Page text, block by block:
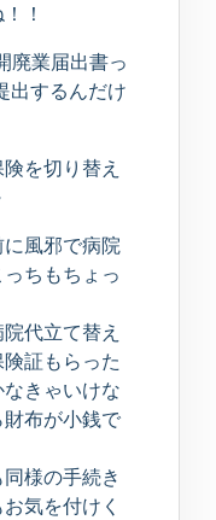
！
廃業届出書っ
出するんだけ
を切り替え
風邪で病院
ちもちょっ
代立て替え
証もらった
きゃいけな
布が小銭で
様の手続き
気を付けく